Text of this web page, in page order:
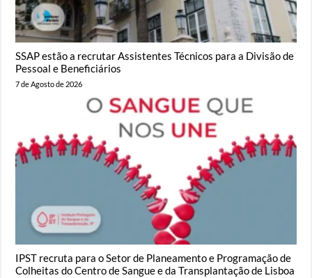
SSAP estão a recrutar Assistentes Técnicos para a Divisão de
Pessoal e Beneficiários
7 de Agosto de 2026
IPST recruta para o Setor de Planeamento e Programação de
Colheitas do Centro de Sangue e da Transplantação de Lisboa